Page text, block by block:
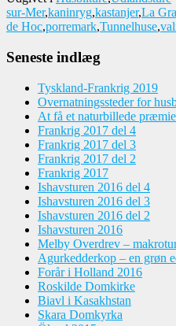
sur-Mer,kaninryg,kastanjer,La
de Hoc,porremark,Tunnelhuse,
Seneste indlæg
Tyskland-Frankrig 2019
Overnatningssteder for
At få et naturbillede
Frankrig 2017 del 4
Frankrig 2017 del 3
Frankrig 2017 del 2
Frankrig 2017
Ishavsturen 2016 del 4
Ishavsturen 2016 del 3
Ishavsturen 2016 del 2
Ishavsturen 2016
Melby Overdrev –
Agurkedderkop – en grøn
Forår i Holland 2016
Roskilde Domkirke
Biavl i Kasakhstan
Skara Domkyrka